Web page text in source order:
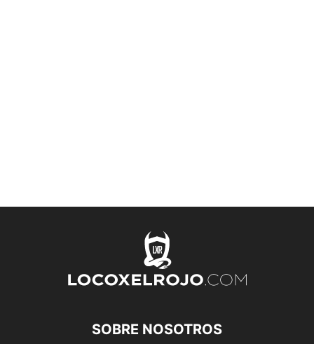
SOBRE NOSOTROS